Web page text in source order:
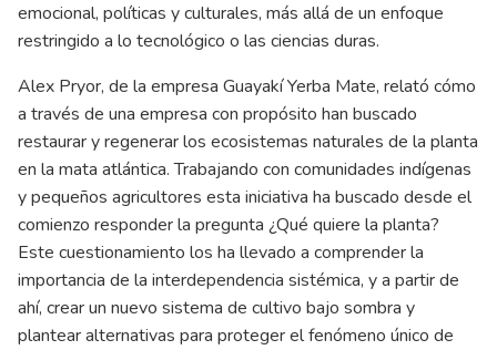
emocional, políticas y culturales, más allá de un enfoque
restringido a lo tecnológico o las ciencias duras.
Alex Pryor, de la empresa Guayakí Yerba Mate, relató cómo
a través de una empresa con propósito han buscado
restaurar y regenerar los ecosistemas naturales de la planta
en la mata atlántica. Trabajando con comunidades indígenas
y pequeños agricultores esta iniciativa ha buscado desde el
comienzo responder la pregunta ¿Qué quiere la planta?
Este cuestionamiento los ha llevado a comprender la
importancia de la interdependencia sistémica, y a partir de
ahí, crear un nuevo sistema de cultivo bajo sombra y
plantear alternativas para proteger el fenómeno único de